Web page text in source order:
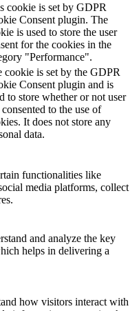
cookie is set by GDPR
Consent plugin. The
is used to store the user
for the cookies in the
"Performance".
cookie is set by the GDPR
Consent plugin and is
to store whether or not user
consented to the use of
It does not store any
data.
functionalities like
media platforms, collect
and analyze the key
helps in delivering a
how visitors interact with